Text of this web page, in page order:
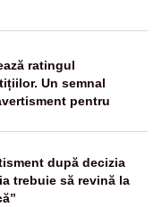
ratingul
Un semnal
pentru
după decizia
trebuie să revină la